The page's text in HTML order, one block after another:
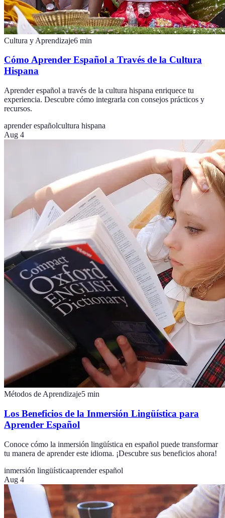
Cultura y Aprendizaje6 min
Cómo Aprender Español a Través de la Cultura
Hispana
Aprender español a través de la cultura hispana enriquece tu
experiencia. Descubre cómo integrarla con consejos prácticos y
recursos.
aprender españolcultura hispana
Aug 4
Métodos de Aprendizaje5 min
Los Beneficios de la Inmersión Lingüística para
Aprender Español
Conoce cómo la inmersión lingüística en español puede transformar
tu manera de aprender este idioma. ¡Descubre sus beneficios ahora!
inmersión lingüísticaaprender español
Aug 4